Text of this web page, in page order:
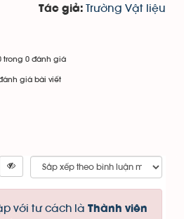
Tác giả: Trường Vật liệu
trong 0 đánh giá
giá bài viết
với tư cách là Thành viên